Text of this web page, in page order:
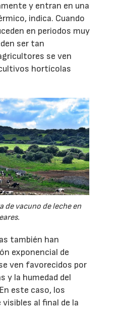
y entran en una
indica. Cuando
en periodos muy
ser tan
se ven
hortícolas
de vacuno de leche en
también han
exponencial de
ven favorecidos por
y la humedad del
este caso, los
al final de la